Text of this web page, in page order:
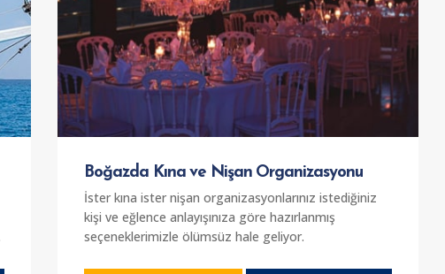
Boğazda Kına ve Nişan Organizasyonu
İster kına ister nişan organizasyonlarınız istediğiniz
kişi ve eğlence anlayışınıza göre hazırlanmış
seçeneklerimizle ölümsüz hale geliyor.